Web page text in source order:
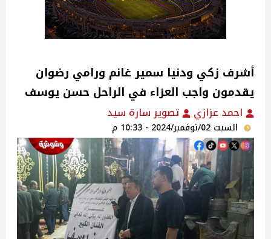
أشرف زكي ودنيا سمير غانم ورامي رضوان
يقدمون واجب العزاء في الراحل حسن يوسف
احمد عزازي تصوير سارة سيد
السبت 02/نوفمبر/2024 - 10:33 م